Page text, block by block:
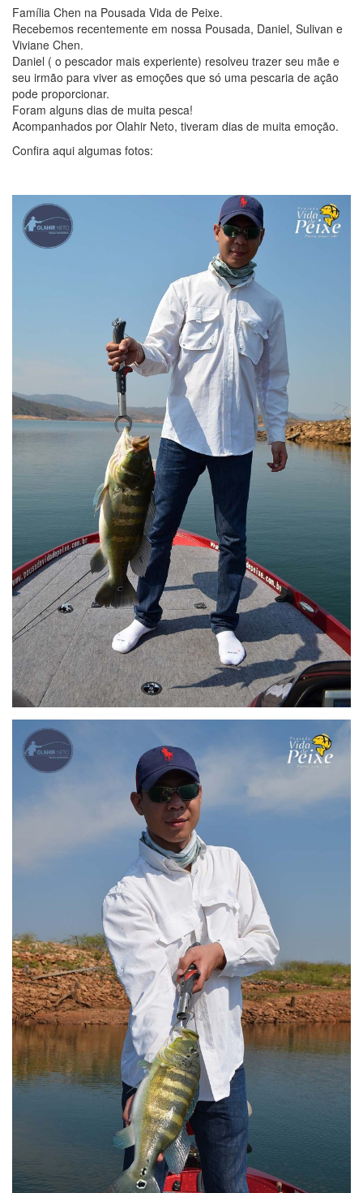
Família Chen na Pousada Vida de Peixe.
Recebemos recentemente em nossa Pousada, Daniel, Sulivan e
Viviane Chen.
Daniel ( o pescador mais experiente) resolveu trazer seu mãe e
seu irmão para viver as emoções que só uma pescaria de ação
pode proporcionar.
Foram alguns dias de muita pesca!
Acompanhados por Olahir Neto, tiveram dias de muita emoção.
Confira aqui algumas fotos: